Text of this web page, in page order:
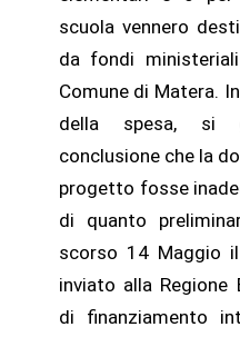
scuola vennero
da fondi
Comune di Matera.
della spesa, si
conclusione che la
progetto fosse
di quanto
scorso 14 Maggio
inviato alla Regione
di finanziamento